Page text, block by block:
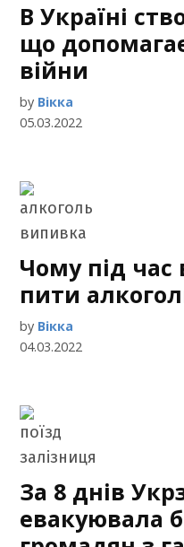
В Україні
що
війни
by Вікка
05.03.2022
Чому під
пити
by Вікка
04.03.2022
За 8 днів
евакуювала